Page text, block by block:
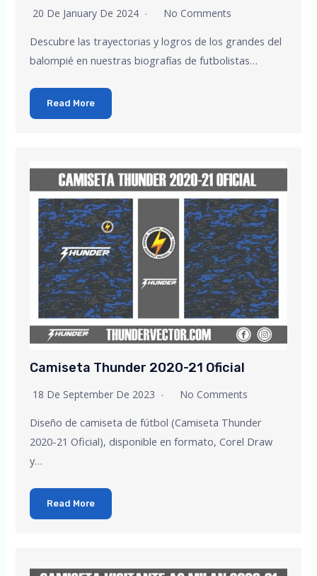
20 De January De 2024 No Comments
Descubre las trayectorias y logros de los grandes del
balompié en nuestras biografías de futbolistas…
Read More
Camiseta Thunder 2020-21 Oficial
18 De September De 2023 No Comments
Diseño de camiseta de fútbol (Camiseta Thunder
2020-21 Oficial), disponible en formato, Corel Draw
y…
Read More